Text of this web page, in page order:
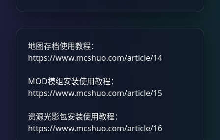
地图存档使用教程：
https://www.mcshuo.com/article/14
MOD模组安装使用教程：
https://www.mcshuo.com/article/15
资源光影包安装使用教程：
https://www.mcshuo.com/article/16